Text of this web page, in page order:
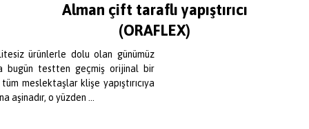
Alman çift taraflı yapıştırıcı
(ORAFLEX)
ürünlerle dolu olan günümüz
bugün testten geçmiş orijinal bir
meslektaşlar klişe yapıştırıcıya
aşinadır, o yüzden ...